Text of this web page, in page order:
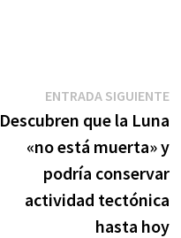
ENTRADA SIGUIENTE
Descubren que la Luna
«no está muerta» y
podría conservar
actividad tectónica
hasta hoy